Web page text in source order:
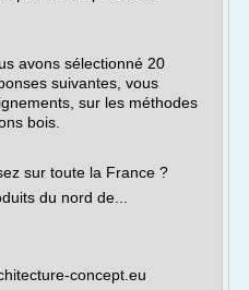
avons sélectionné 20
suivantes, vous
sur les méthodes
bois.
sur toute la France ?
du nord de...
concept.eu